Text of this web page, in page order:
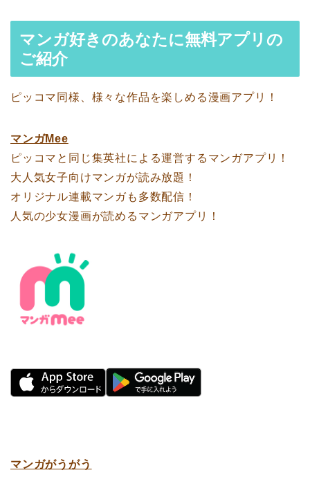
マンガ好きのあなたに無料アプリの
ご紹介
ピッコマ同様、様々な作品を楽しめる漫画アプリ！
マンガMee
ピッコマと同じ集英社による運営するマンガアプリ！
大人気女子向けマンガが読み放題！
オリジナル連載マンガも多数配信！
人気の少女漫画が読めるマンガアプリ！
マンガがうがう